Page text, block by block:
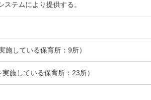
テムにより提供する。
施している保育所：9所）
施している保育所：23所）